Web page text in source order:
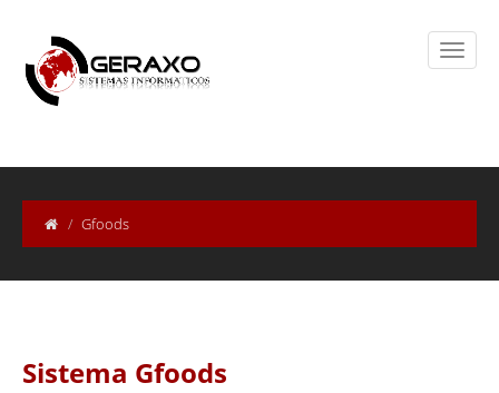
Gfoods
Sistema Gfoods